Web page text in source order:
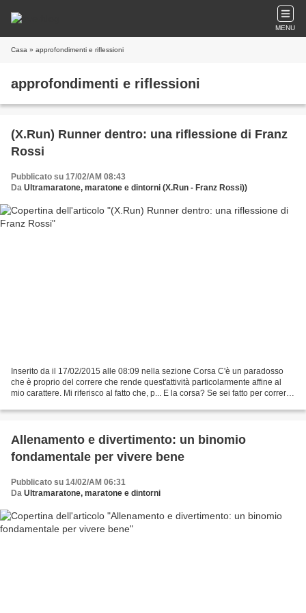
MENU
Casa » approfondimenti e riflessioni
approfondimenti e riflessioni
(X.Run) Runner dentro: una riflessione di Franz
Rossi
Pubblicato su 17/02/AM 08:43
Da Ultramaratone, maratone e dintorni (X.Run - Franz Rossi))
Inserito da il 17/02/2015 alle 08:09 nella sezione Corsa C'è un paradosso
che è proprio del correre che rende quest'attività particolarmente affine al
mio carattere. Mi riferisco al fatto che, p... E la corsa? Se sei fatto per correre,
Allenamento e divertimento: un binomio
fondamentale per vivere bene
Pubblicato su 14/02/AM 06:31
Da Ultramaratone, maratone e dintorni